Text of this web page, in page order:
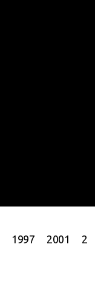
1997 2001